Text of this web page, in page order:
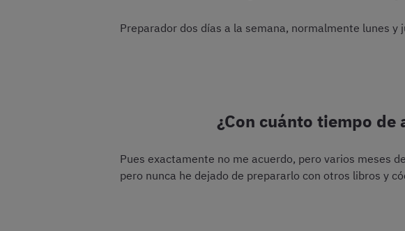
Preparador dos días a la semana, normalmente lunes
¿Con cuánto tiempo
Pues exactamente no me acuerdo, pero varios meses
pero nunca he dejado de prepararlo con otros libros y